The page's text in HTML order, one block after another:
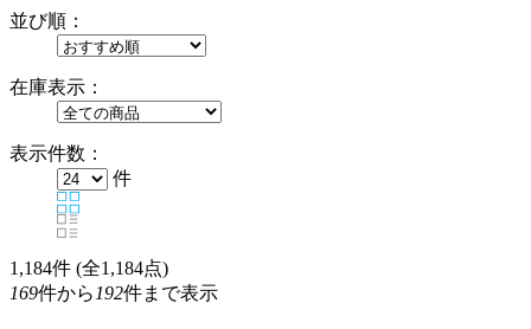
並び順：
在庫表示：
表示件数：
件
1,184件 (全1,184点)
169件から 192件まで表示